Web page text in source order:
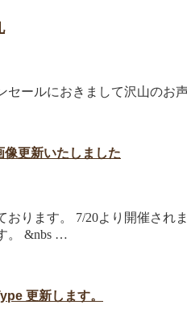
セールにおきまして沢山のお
更新いたしました
おります。 7/20より開催さ
。 &nbs …
更新します。